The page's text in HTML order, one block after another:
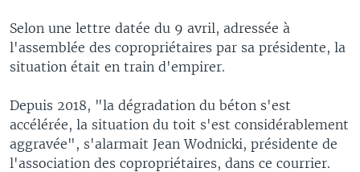
Selon une lettre datée du 9 avril, adressée à
l'assemblée des copropriétaires par sa présidente, la
situation était en train d'empirer.
Depuis 2018, "la dégradation du béton s'est
accélérée, la situation du toit s'est considérablement
aggravée", s'alarmait Jean Wodnicki, présidente de
l'association des copropriétaires, dans ce courrier.